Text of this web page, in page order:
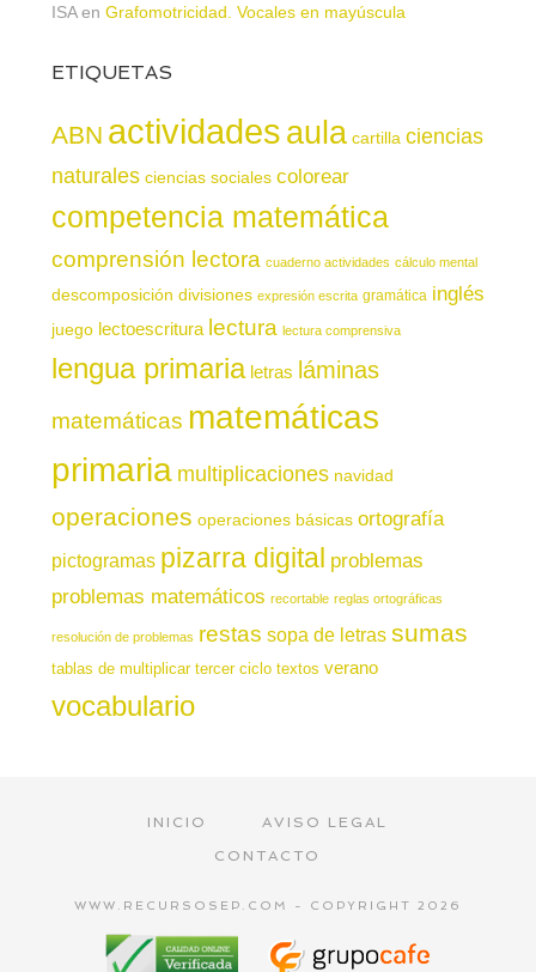
ISAen Grafomotricidad. Vocales en mayúscula
ETIQUETAS
ABN actividadesaula cartilla ciencias
naturales ciencias sociales colorear
competencia matemática
comprensión lectora cuaderno actividades cálculo mental
descomposición divisiones expresión escrita gramática inglés
juego lectoescritura lectura lectura comprensiva
lengua primaria letras láminas
matemáticas matemáticas
primaria multiplicaciones navidad
operaciones operaciones básicas ortografía
pictogramas pizarra digital problemas
problemas matemáticos recortable reglas ortográficas
resolución de problemas restas sopa de letras sumas
tablas de multiplicar tercer ciclo textos verano
vocabulario
INICIO
AVISO LEGAL
CONTACTO
WWW.RECURSOSEP.COM - COPYRIGHT 2026